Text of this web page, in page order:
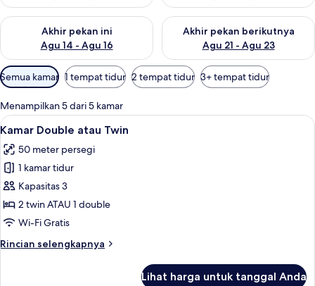
Akhir pekan ini
Agu 14 - Agu 16
Periksa ketersediaan untuk akhir pekan ini Agu 14 - Agu 16
Akhir pekan berikutnya
Agu 21 - Agu 23
Periksa ketersediaan untuk
Filter
tersedia
untuk
kamar
Semua kamar 1 tempat tidur 2 tempat tidur 3+ tempat tidur
Menampilkan 5 dari 5 kamar
Lihat
semua
foto
untuk
Kamar
Double
atau
Kamar Double atau Twin | Area
32
Kamar Double atau Twin
50 meter persegi
1 kamar tidur
Kapasitas 3
2 twin ATAU 1 double
Wi-Fi Gratis
Rincian selengkapnya
Rincian
Lihat harga untuk tanggal Anda